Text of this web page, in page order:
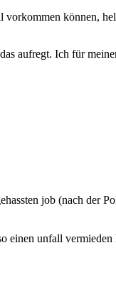
vorkommen können,
aufregt. Ich für
job (nach der
einen unfall vermieden